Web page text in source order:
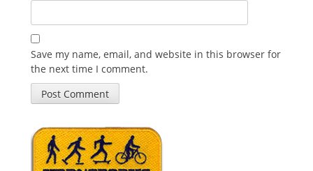
Save my name, email, and website in this browser for
the next time I comment.